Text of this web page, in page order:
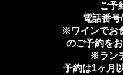
ご予
電話番号/
※ワインでお
のご予約を
※ラン
予約は1ヶ月